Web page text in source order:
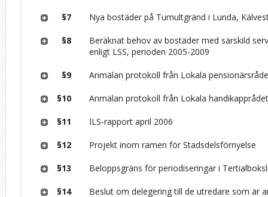
§7 Nya bostäder på Tumultgränd i Lunda,
§8
Beräknat behov av bostäder med särskild
enligt LSS, perioden 2005-2009
§9 Anmälan protokoll från Lokala
§10 Anmälan protokoll från Lokala
§11 ILS-rapport april 2006
§12 Projekt inom ramen för Stadsdelsförnyelse
§13 Beloppsgräns för periodiseringar i
§14
Beslut om delegering till de utredare som är